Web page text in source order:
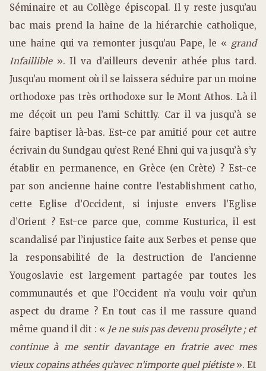
Séminaire et au Collège épiscopal. Il y reste jusqu’au
bac mais prend la haine de la hiérarchie catholique,
une haine qui va remonter jusqu’au Pape, le « grand
Infaillible». Il va d’ailleurs devenir athée plus tard.
Jusqu’au moment où il se laissera séduire par un moine
orthodoxe pas très orthodoxe sur le Mont Athos. Là il
me déçoit un peu l’ami Schittly. Car il va jusqu’à se
faire baptiser là-bas. Est-ce par amitié pour cet autre
écrivain du Sundgau qu’est René Ehni qui va jusqu’à s’y
établir en permanence, en Grèce (en Crète) ? Est-ce
par son ancienne haine contre l’establishment catho,
cette Eglise d’Occident, si injuste envers l’Eglise
d’Orient ? Est-ce parce que, comme Kusturica, il est
scandalisé par l’injustice faite aux Serbes et pense que
la responsabilité de la destruction de l’ancienne
Yougoslavie est largement partagée par toutes les
communautés et que l’Occident n’a voulu voir qu’un
aspect du drame ? En tout cas il me rassure quand
même quand il dit : « Je ne suis pas devenu prosélyte ; et
continue à me sentir davantage en fratrie avec mes
vieux copains athées qu’avec n’importe quel piétiste». Et